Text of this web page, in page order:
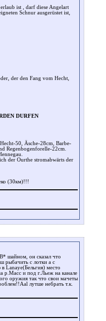
ist , darf diese Angelart
Schnur ausgerüstet ist,
der den Fang vom Hecht,
DURFEN
50, Äsche-28cm, Barbe-
Regenbogenforelle-22cm.
der Ourthe stromabwärts der
(30км)!!!
шайном, он сказал что
рыбачить с лотки а с
Lanaye(Бельгия) место
р.Масс и под г.Льеж на канале
оружия так что свои мачеты
лутше небрать т.к.